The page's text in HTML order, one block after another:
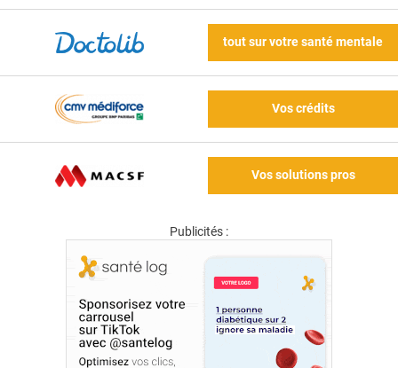
tout sur votre santé mentale
Vos crédits
Vos solutions pros
Publicités :